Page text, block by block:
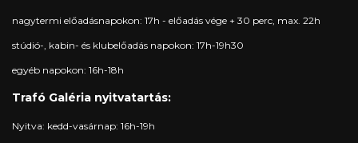
nagytermi előadásnapokon: 17h - előadás vége + 30 perc, max. 22h
stúdió-, kabin- és klubelőadás napokon: 17h-19h30
egyéb napokon: 16h-18h
Trafó Galéria nyitvatartás:
Nyitva: kedd-vasárnap: 16h-19h